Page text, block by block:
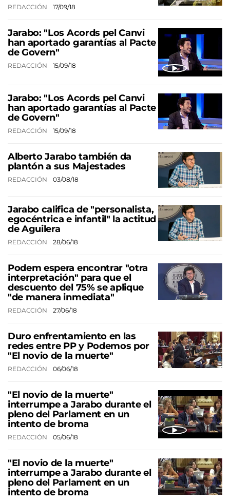
REDACCIÓN 17/09/18
Jarabo: "Los Acords pel Canvi
han aportado garantías al Pacte
de Govern"
REDACCIÓN 15/09/18
Jarabo: "Los Acords pel Canvi
han aportado garantías al Pacte
de Govern"
REDACCIÓN 15/09/18
Alberto Jarabo también da
plantón a sus Majestades
REDACCIÓN 03/08/18
Jarabo califica de "personalista,
egocéntrica e infantil" la actitud
de Aguilera
REDACCIÓN 28/06/18
Podem espera encontrar "otra
interpretación" para que el
descuento del 75% se aplique
"de manera inmediata"
REDACCIÓN 27/06/18
Duro enfrentamiento en las
redes entre PP y Podemos por
"El novio de la muerte"
REDACCIÓN 06/06/18
"El novio de la muerte"
interrumpe a Jarabo durante el
pleno del Parlament en un
intento de broma
REDACCIÓN 05/06/18
"El novio de la muerte"
interrumpe a Jarabo durante el
pleno del Parlament en un
intento de broma